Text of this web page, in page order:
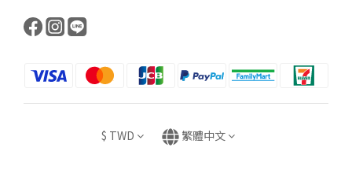
$ TWD 繁體中文